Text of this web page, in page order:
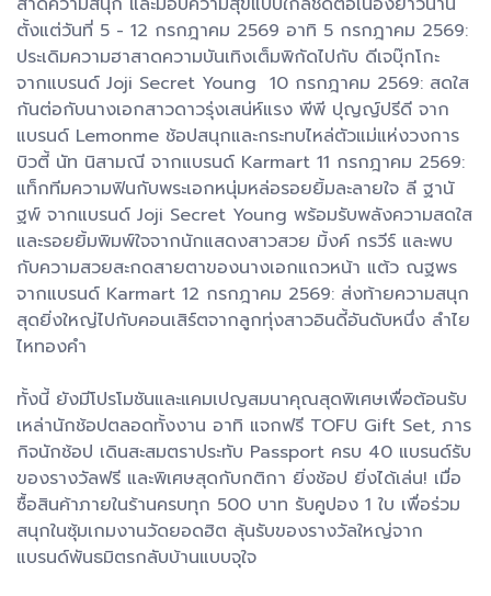
ตั้งแต่วันที่ 5 - 12 กรกฎาคม 2569 อาทิ 5 กรกฎาคม 2569:
ประเดิมความฮาสาดความบันเทิงเต็มพิกัดไปกับ ดีเจบุ๊กโกะ
จากแบรนด์ Joji Secret Young 10 กรกฎาคม 2569: สดใส
กันต่อกับนางเอกสาวดาวรุ่งเสน่ห์แรง พีพี ปุญญ์ปรีดี จาก
แบรนด์ Lemonme ช้อปสนุกและกระทบไหล่ตัวแม่แห่งวงการ
บิวตี้ นัท นิสามณี จากแบรนด์ Karmart 11 กรกฎาคม 2569:
แท็กทีมความฟินกับพระเอกหนุ่มหล่อรอยยิ้มละลายใจ ลี ฐานั
ฐพ์ จากแบรนด์ Joji Secret Young พร้อมรับพลังความสดใส
และรอยยิ้มพิมพ์ใจจากนักแสดงสาวสวย มิ้งค์ กรวีร์ และพบ
กับความสวยสะกดสายตาของนางเอกแถวหน้า แต้ว ณฐพร
จากแบรนด์ Karmart 12 กรกฎาคม 2569: ส่งท้ายความสนุก
สุดยิ่งใหญ่ไปกับคอนเสิร์ตจากลูกทุ่งสาวอินดี้อันดับหนึ่ง ลำไย
ไหทองคำ
ทั้งนี้ ยังมีโปรโมชันและแคมเปญสมนาคุณสุดพิเศษเพื่อต้อนรับ
เหล่านักช้อปตลอดทั้งงาน อาทิ แจกฟรี TOFU Gift Set, ภาร
กิจนักช้อป เดินสะสมตราประทับ Passport ครบ 40 แบรนด์รับ
ของรางวัลฟรี และพิเศษสุดกับกติกา ยิ่งช้อป ยิ่งได้เล่น! เมื่อ
ซื้อสินค้าภายในร้านครบทุก 500 บาท รับคูปอง 1 ใบ เพื่อร่วม
สนุกในซุ้มเกมงานวัดยอดฮิต ลุ้นรับของรางวัลใหญ่จาก
แบรนด์พันธมิตรกลับบ้านแบบจุใจ